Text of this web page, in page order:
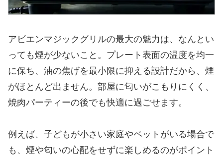
アビエンマジックグリルの最大の魅力は、なんとい
っても煙が少ないこと。プレート表面の温度を均一
に保ち、油の焦げを最小限に抑える設計だから、煙
がほとんど出ません。部屋に匂いがこもりにくく、
焼肉パーティーの後でも快適に過ごせます。
例えば、子どもが小さい家庭やペットがいる場合で
も、煙や匂いの心配をせずに楽しめるのがポイント